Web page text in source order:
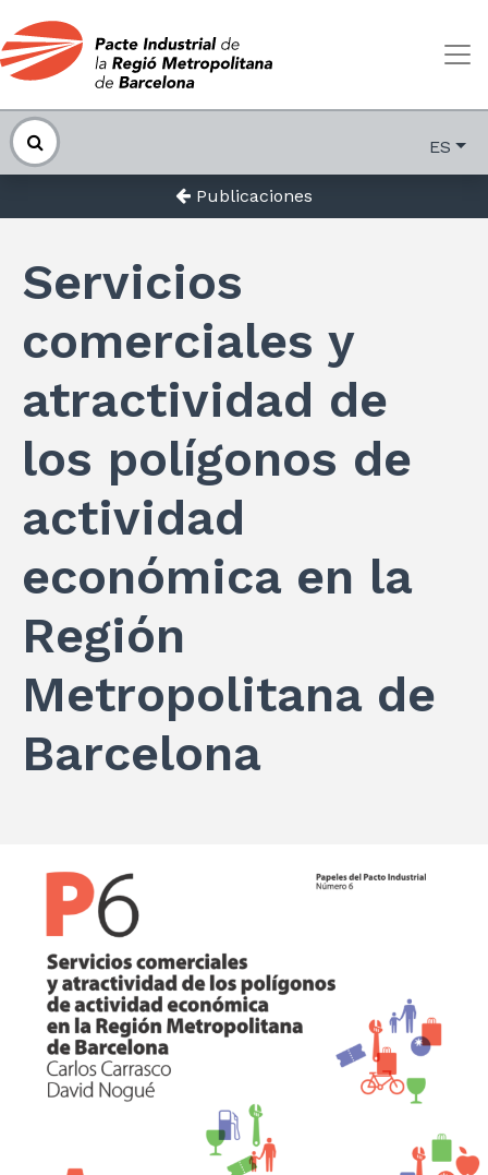
ES
Publicaciones
Servicios
comerciales y
atractividad de
los polígonos de
actividad
económica en la
Región
Metropolitana de
Barcelona